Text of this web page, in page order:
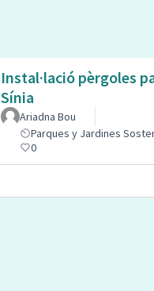
Instal·lació pèrgoles
Sínia
Ariadna Bou
Parques y Jardines
0